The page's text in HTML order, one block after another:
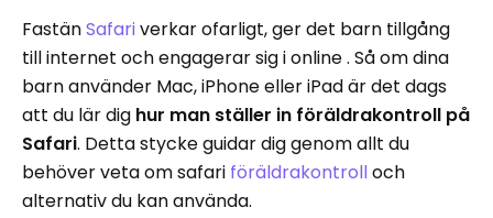
FastänSafariverkar ofarligt, ger det barn tillgång
till internet och engagerar sig i online . Så om dina
barn använder Mac, iPhone eller iPad är det dags
att du lär dig hur man ställer in föräldrakontroll på
Safari. Detta stycke guidar dig genom allt du
behöver veta om safari föräldrakontrolloch
alternativ du kan använda.